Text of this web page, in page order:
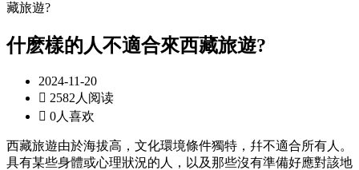
藏旅遊?
什麽樣的人不適合來西藏旅遊?
2024-11-20
 2582人阅读
 0人喜欢
西藏旅遊由於海拔高，文化環境條件獨特，幷不適合所有人。
具有某些身體或心理狀況的人，以及那些沒有準備好應對該地